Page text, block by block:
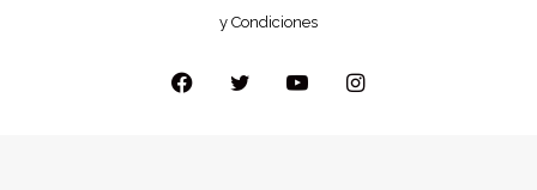
y Condiciones
Facebook
Twitter YouTubeInstagram